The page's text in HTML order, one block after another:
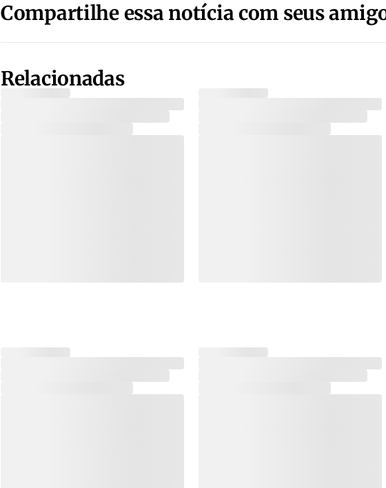
Compartilhe essa notícia com seus
Relacionadas